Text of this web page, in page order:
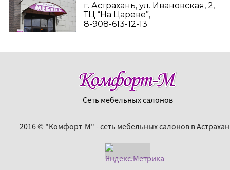
г. Астрахань, ул. Ивановская, 2,
ТЦ “На Цареве”,
8-908-613-12-13
Сеть мебельных салонов
2016 © "Комфорт-М" - сеть мебельных салонов в